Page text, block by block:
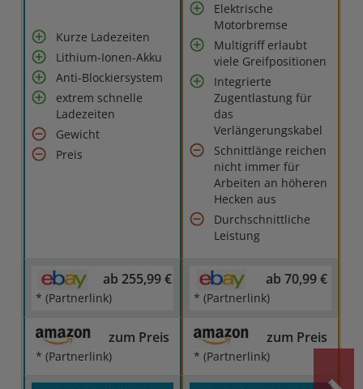
Kurze Ladezeiten
Lithium-Ionen-Akku
Anti-Blockiersystem
extrem schnelle
Ladezeiten
Gewicht
Preis
Elektrische
Motorbremse
Multigriff erlaubt
viele Greifpositionen
Integrierte
Zugentlastung für
das
Verlängerungskabel
Schnittlänge reichen
nicht immer für
Arbeiten an höheren
Hecken aus
Durchschnittliche
Leistung
ab 255,99 €
* (Partnerlink)
ab 70,99 €
* (Partnerlink)
zum Preis
* (Partnerlink)
zum Preis
* (Partnerlink)